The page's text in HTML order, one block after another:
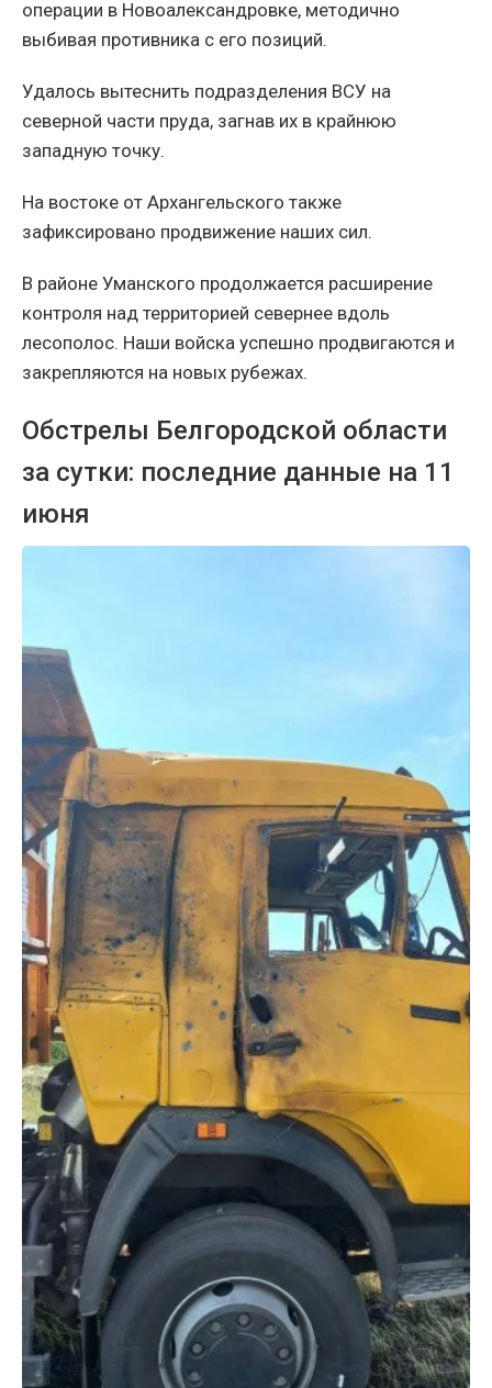
операции в Новоалександровке, методично
выбивая противника с его позиций.
Удалось вытеснить подразделения ВСУ на
северной части пруда, загнав их в крайнюю
западную точку.
На востоке от Архангельского также
зафиксировано продвижение наших сил.
В районе Уманского продолжается расширение
контроля над территорией севернее вдоль
лесополос. Наши войска успешно продвигаются и
закрепляются на новых рубежах.
Обстрелы Белгородской области
за сутки: последние данные на 11
июня